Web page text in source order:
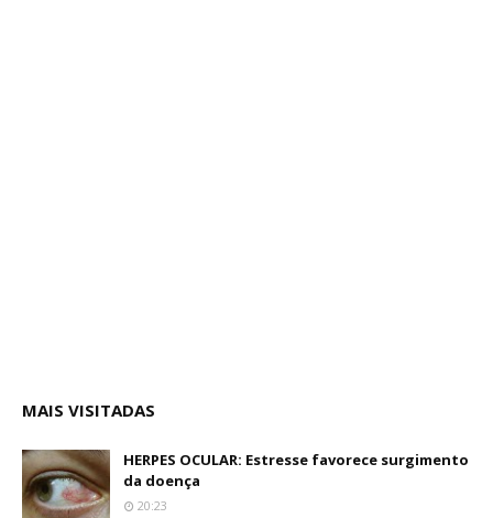
MAIS VISITADAS
HERPES OCULAR: Estresse favorece surgimento
da doença
20:23